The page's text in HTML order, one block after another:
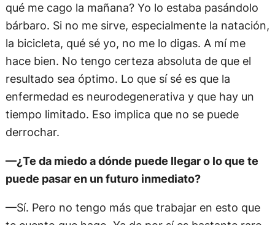
qué me cago la mañana? Yo lo estaba pasándolo
bárbaro. Si no me sirve, especialmente la natación,
la bicicleta, qué sé yo, no me lo digas. A mí me
hace bien. No tengo certeza absoluta de que el
resultado sea óptimo. Lo que sí sé es que la
enfermedad es neurodegenerativa y que hay un
tiempo limitado. Eso implica que no se puede
derrochar.
—¿Te da miedo a dónde puede llegar o lo que te
puede pasar en un futuro inmediato?
—Sí. Pero no tengo más que trabajar en esto que